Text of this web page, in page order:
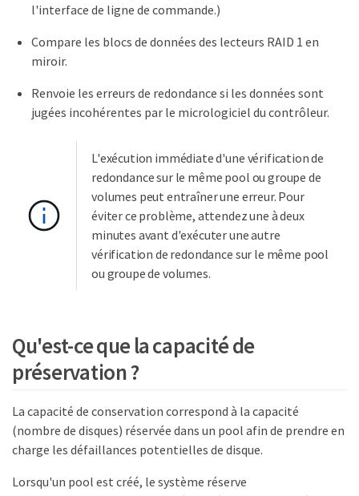
l'interface de ligne de commande.)
Compare les blocs de données des lecteurs RAID 1 en
miroir.
Renvoie les erreurs de redondance si les données sont
jugées incohérentes par le micrologiciel du contrôleur.
L'exécution immédiate d'une vérification de
redondance sur le même pool ou groupe de
volumes peut entraîner une erreur. Pour
éviter ce problème, attendez une à deux
minutes avant d'exécuter une autre
vérification de redondance sur le même pool
ou groupe de volumes.
Qu'est-ce que la capacité de
préservation ?
La capacité de conservation correspond à la capacité
(nombre de disques) réservée dans un pool afin de prendre en
charge les défaillances potentielles de disque.
Lorsqu'un pool est créé, le système réserve